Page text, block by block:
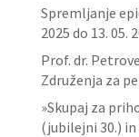
Spremljanje
2025 do 13. 05.
Prof. dr.
Združenja za
»Skupaj za
(jubilejni 30.)